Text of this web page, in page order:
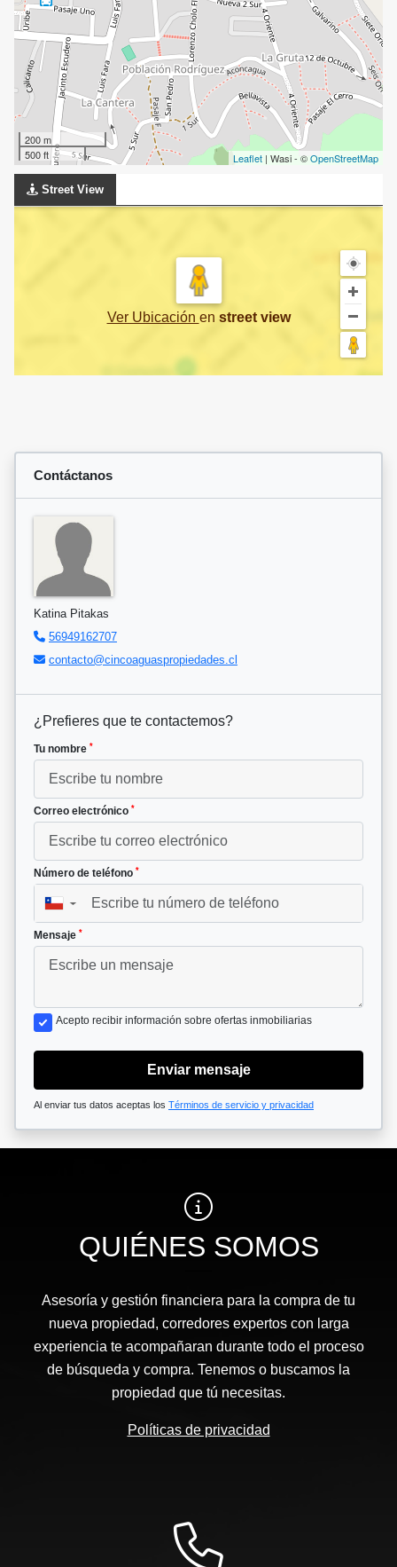
200 m
500 ft
Leaflet | Wasi - ©OpenStreetMap
Street View
Ver Ubicación en street view
Contáctanos
Katina Pitakas
56949162707
contacto@cincoaguaspropiedades.cl
¿Prefieres que te contactemos?
Tu nombre *
Correo electrónico *
Número de teléfono *
▼
Mensaje *
Acepto recibir información sobre ofertas inmobiliarias
Enviar mensaje
Al enviar tus datos aceptas los Términos de servicio y privacidad
QUIÉNES SOMOS
Asesoría y gestión financiera para la compra de tu
nueva propiedad, corredores expertos con larga
experiencia te acompañaran durante todo el proceso
de búsqueda y compra. Tenemos o buscamos la
propiedad que tú necesitas.
Políticas de privacidad